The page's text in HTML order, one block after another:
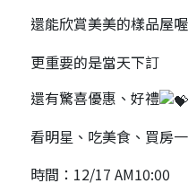
還能欣賞美美的樣品屋喔
更重要的是當天下訂
還有驚喜優惠、好禮
看明星、吃美食、買房
時間：12/17 AM10:00